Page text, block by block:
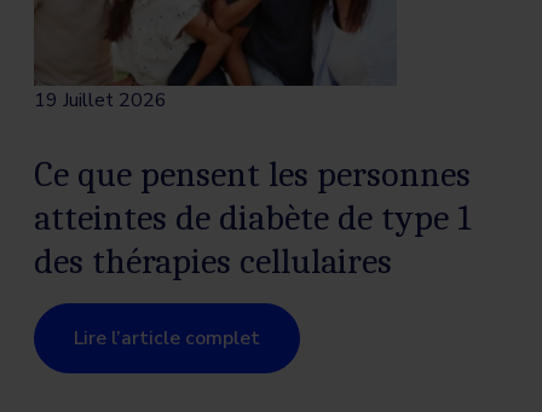
19 Juillet 2026
Ce que pensent les personnes
atteintes de diabète de type 1
des thérapies cellulaires
Lire l’article complet